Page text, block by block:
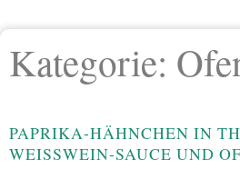
Kategorie:
PAPRIKA-HÄHNCHEN IN
WEISSWEIN-SAUCE UND